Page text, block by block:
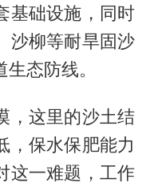
基础设施，同时
沙柳等耐旱固沙
态防线。
，这里的沙土结
，保水保肥能力
这一难题，工作